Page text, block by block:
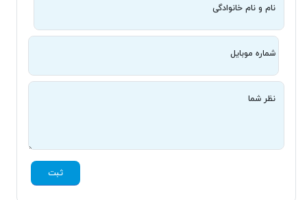
نام و نام خانوادگی
شماره موبایل
نظر شما
ثبت